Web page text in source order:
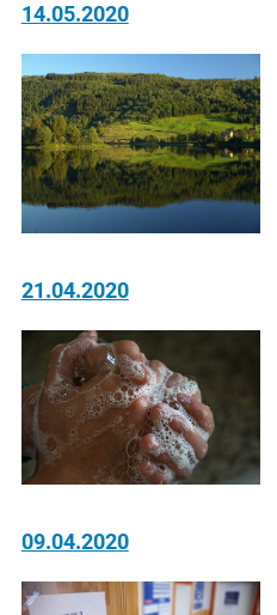
14.05.2020
21.04.2020
09.04.2020